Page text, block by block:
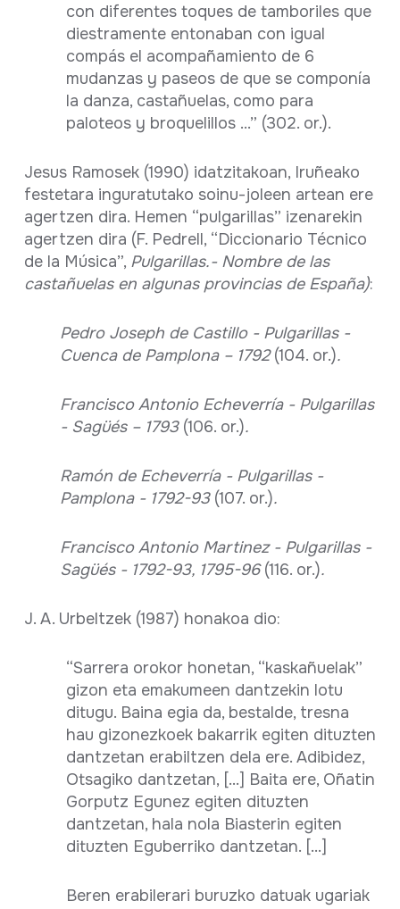
con diferentes toques de tamboriles que
diestramente entonaban con igual
compás el acompañamiento de 6
mudanzas y paseos de que se componía
la danza, castañuelas, como para
paloteos y broquelillos ...” (302. or.).
Jesus Ramosek (1990) idatzitakoan, Iruñeako
festetara inguratutako soinu-joleen artean ere
agertzen dira. Hemen “pulgarillas” izenarekin
agertzen dira (F. Pedrell, “Diccionario Técnico
de la Música”, Pulgarillas.- Nombre de las
castañuelas en algunas provincias de España):
Pedro Joseph de Castillo - Pulgarillas -
Cuenca de Pamplona – 1792(104. or.).
Francisco Antonio Echeverría - Pulgarillas
- Sagüés – 1793 (106. or.).
Ramón de Echeverría - Pulgarillas -
Pamplona - 1792-93 (107. or.).
Francisco Antonio Martinez - Pulgarillas -
Sagüés - 1792-93, 1795-96(116. or.).
J. A. Urbeltzek (1987) honakoa dio:
“Sarrera orokor honetan, “kaskañuelak”
gizon eta emakumeen dantzekin lotu
ditugu. Baina egia da, bestalde, tresna
hau gizonezkoek bakarrik egiten dituzten
dantzetan erabiltzen dela ere. Adibidez,
Otsagiko dantzetan, [...] Baita ere, Oñatin
Gorputz Egunez egiten dituzten
dantzetan, hala nola Biasterin egiten
dituzten Eguberriko dantzetan. [...]
Beren erabilerari buruzko datuak ugariak